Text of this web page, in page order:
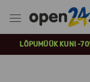
LÕPUMÜÜK KUNI -